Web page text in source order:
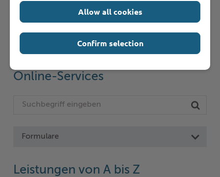
Schnelleinstieg
Seite auswählen
Online-Services
Formulare
Leistungen von A bis Z
Allow all cookies
Confirm selection